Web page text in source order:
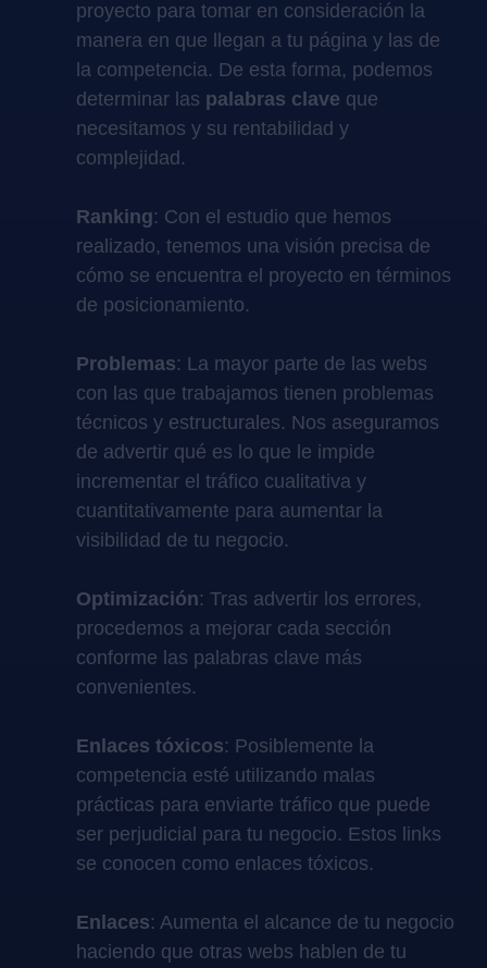
proyecto para tomar en consideración la
manera en que llegan a tu página y las de
la competencia. De esta forma, podemos
determinar las palabras clave que
necesitamos y su rentabilidad y
complejidad.
Ranking: Con el estudio que hemos
realizado, tenemos una visión precisa de
cómo se encuentra el proyecto en términos
de posicionamiento.
Problemas: La mayor parte de las webs
con las que trabajamos tienen problemas
técnicos y estructurales. Nos aseguramos
de advertir qué es lo que le impide
incrementar el tráfico cualitativa y
cuantitativamente para aumentar la
visibilidad de tu negocio.
Optimización: Tras advertir los errores,
procedemos a mejorar cada sección
conforme las palabras clave más
convenientes.
Enlaces tóxicos: Posiblemente la
competencia esté utilizando malas
prácticas para enviarte tráfico que puede
ser perjudicial para tu negocio. Estos links
se conocen como enlaces tóxicos.
Enlaces: Aumenta el alcance de tu negocio
haciendo que otras webs hablen de tu